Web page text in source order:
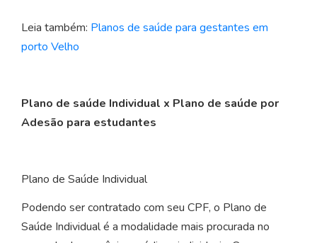
Leia também: Planos de saúde para gestantes em
porto Velho
Plano de saúde Individual x Plano de saúde por
Adesão para estudantes
Plano de Saúde Individual
Podendo ser contratado com seu CPF, o Plano de
Saúde Individual é a modalidade mais procurada no